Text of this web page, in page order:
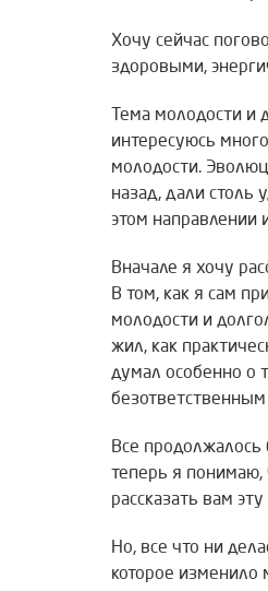
Хочу сейчас
здоровыми,
Тема молодости и
интересуюсь
молодости.
назад, дали столь
этом направлении
Вначале я хочу
В том, как я сам
молодости и
жил, как
думал особенно о
Все продолжалось
теперь я
рассказать вам
Но, все что ни
которое изменило